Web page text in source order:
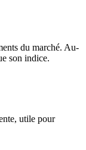
du marché. Au-
son indice.
utile pour